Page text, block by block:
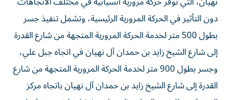
دون التأثير في الحركة المرورية الرئيسية، وتشمل تنفيذ جسر
بطول 500 متر لخدمة الحركة المرورية المتجهة من شارع القدرة
إلى شارع الشيخ زايد بن حمدان آل نهيان في اتجاه جبل علي،
وجسر بطول 900 متر لخدمة الحركة المرورية المتجهة من شارع
القدرة إلى شارع الشيخ زايد بن حمدان آل نهيان باتجاه مركز